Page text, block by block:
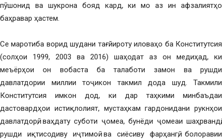
пӯшонид ва шукрона бояд кард, ки мо аз ин афзалиятҳо
баҳравар ҳастем.
Се маротиба ворид шудани тағйироту иловаҳо ба Конститутсия
(солҳои 1999, 2003 ва 2016) шаҳодат аз он медиҳад, ки
меъёрҳои он вобаста ба талаботи замон ва рушди
давлатдории миллии тоҷикон такмил дода шуд. Такмили
Конститутсия имкон дод, ки дар таҳкими минбаъдаи
дастовардҳои истиқлолият, мустаҳкам гардонидани рукнҳои
давлатдорӣ, ваҳдату суботи ҷомеа, бунёди ҷомеаи шаҳрвандӣ,
рушди иқтисодиву иҷтимоӣ ва сиёсиву фарҳангӣ, болоравии